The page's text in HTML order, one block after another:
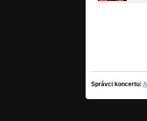
Správci koncertu: